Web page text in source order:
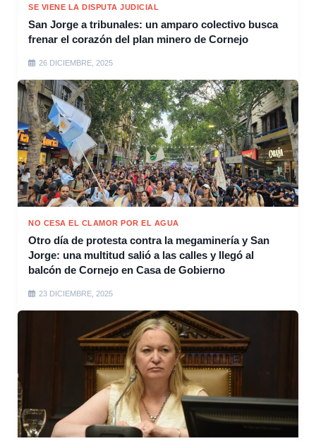
SE VIENE LA DISPUTA JUDICIAL
San Jorge a tribunales: un amparo colectivo busca
frenar el corazón del plan minero de Cornejo
26 DICIEMBRE, 2025
NO CESA EL CLAMOR POR EL AGUA
Otro día de protesta contra la megaminería y San
Jorge: una multitud salió a las calles y llegó al
balcón de Cornejo en Casa de Gobierno
23 DICIEMBRE, 2025